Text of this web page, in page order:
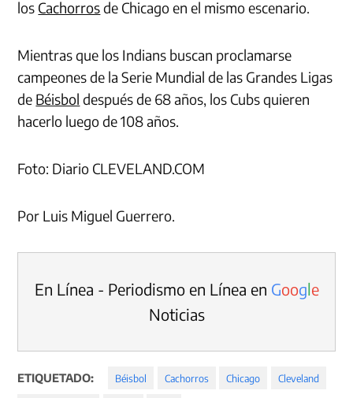
los Cachorrosde Chicago en el mismo escenario.
Mientras que los Indians buscan proclamarse
campeones de la Serie Mundial de las Grandes Ligas
de Béisbol después de 68 años, los Cubs quieren
hacerlo luego de 108 años.
Foto: Diario CLEVELAND.COM
Por Luis Miguel Guerrero.
En Línea - Periodismo en Línea en Google
Noticias
ETIQUETADO: Béisbol Cachorros Chicago Cleveland